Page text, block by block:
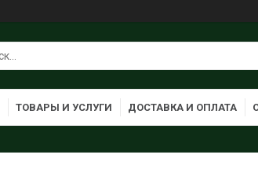
ТОВАРЫ И УСЛУГИ ДОСТАВКА И ОПЛАТА